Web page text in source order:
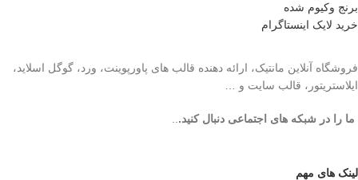
برنج وکیوم شده
خرید لایک اینستاگرام
فروشگاه آنلاین مانتیک، ارائه دهنده قالب های پاورپوینت، ورد، گوگل اسلاید،
ایلاستریتور، قالب سایت و …
ما را در شبکه های اجتماعی دنبال کنید.
لینک های مهم